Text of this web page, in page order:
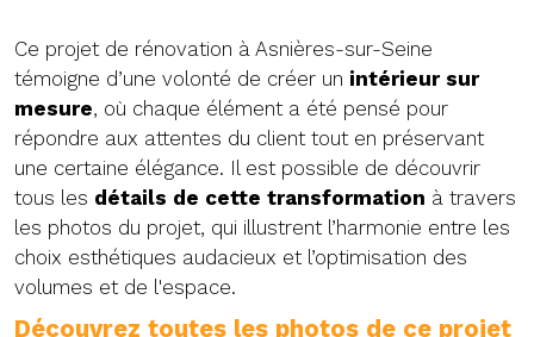
Ce projet de rénovation à Asnières-sur-Seine
témoigne d’une volonté de créer un intérieur sur
mesure, où chaque élément a été pensé pour
répondre aux attentes du client tout en préservant
une certaine élégance. Il est possible de découvrir
tous les détails de cette transformation à travers
les photos du projet, qui illustrent l’harmonie entre les
choix esthétiques audacieux et l’optimisation des
volumes et de l'espace.
Découvrez toutes les photos de ce projet